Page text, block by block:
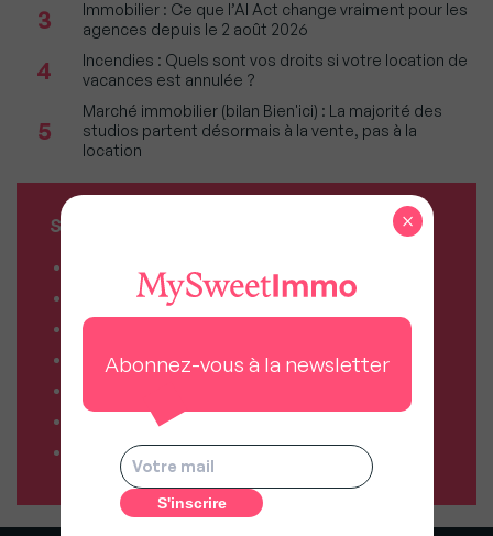
3
Immobilier : Ce que l’AI Act change vraiment pour les
agences depuis le 2 août 2026
4
Incendies : Quels sont vos droits si votre location de
vacances est annulée ?
5
Marché immobilier (bilan Bien'ici) : La majorité des
studios partent désormais à la vente, pas à la
location
SERVICES MY SWEET'IMMO
Combien vaut mon bien ?
Combien puis-je emprunter ?
Comparateur de forfaits mobile
Comparateur de forfaits box Internet
Résiliez vos abonnements facilement
Comparateur d’assurances
Abonnez-vous à la newsletter
×